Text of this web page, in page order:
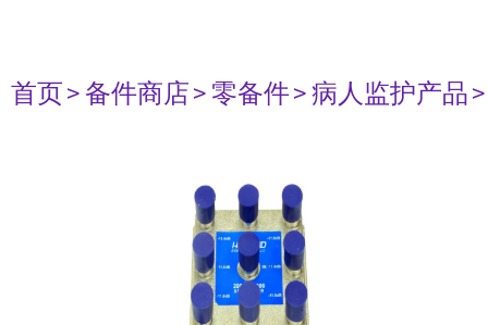
首页> 备件商店> 零备件> 病人监护产品